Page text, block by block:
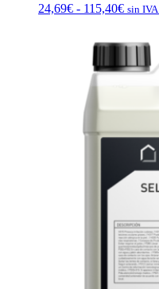
24,69€ - 115,40€Rango
desde
24,69€
sin IVA